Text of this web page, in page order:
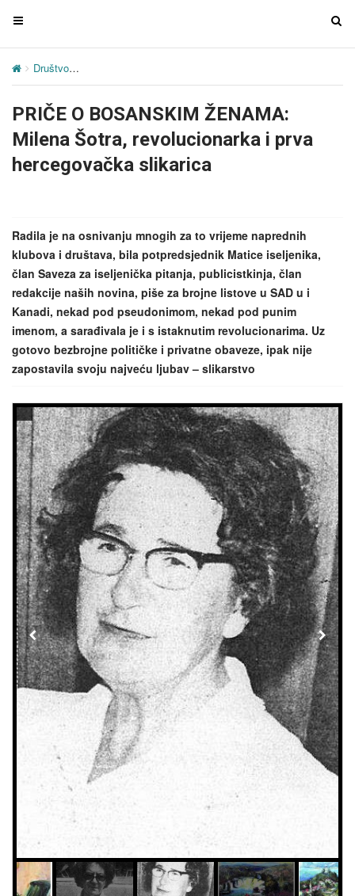
T
g
e
n
v
a
t
i
n
T
Društvo
PRIČE O BOSANSKIM ŽENAMA:
Milena Šotra, revolucionarka i prva
hercegovačka slikarica
Radila je na osnivanju mnogih za to vrijeme naprednih
klubova i društava, bila potpredsjednik Matice iseljenika,
član Saveza za iseljenička pitanja, publicistkinja, član
redakcije naših novina, piše za brojne listove u SAD u i
Kanadi, nekad pod pseudonimom, nekad pod punim
imenom, a sarađivala je i s istaknutim revolucionarima. Uz
gotovo bezbrojne političke i privatne obaveze, ipak nije
zapostavila svoju najveću ljubav – slikarstvo